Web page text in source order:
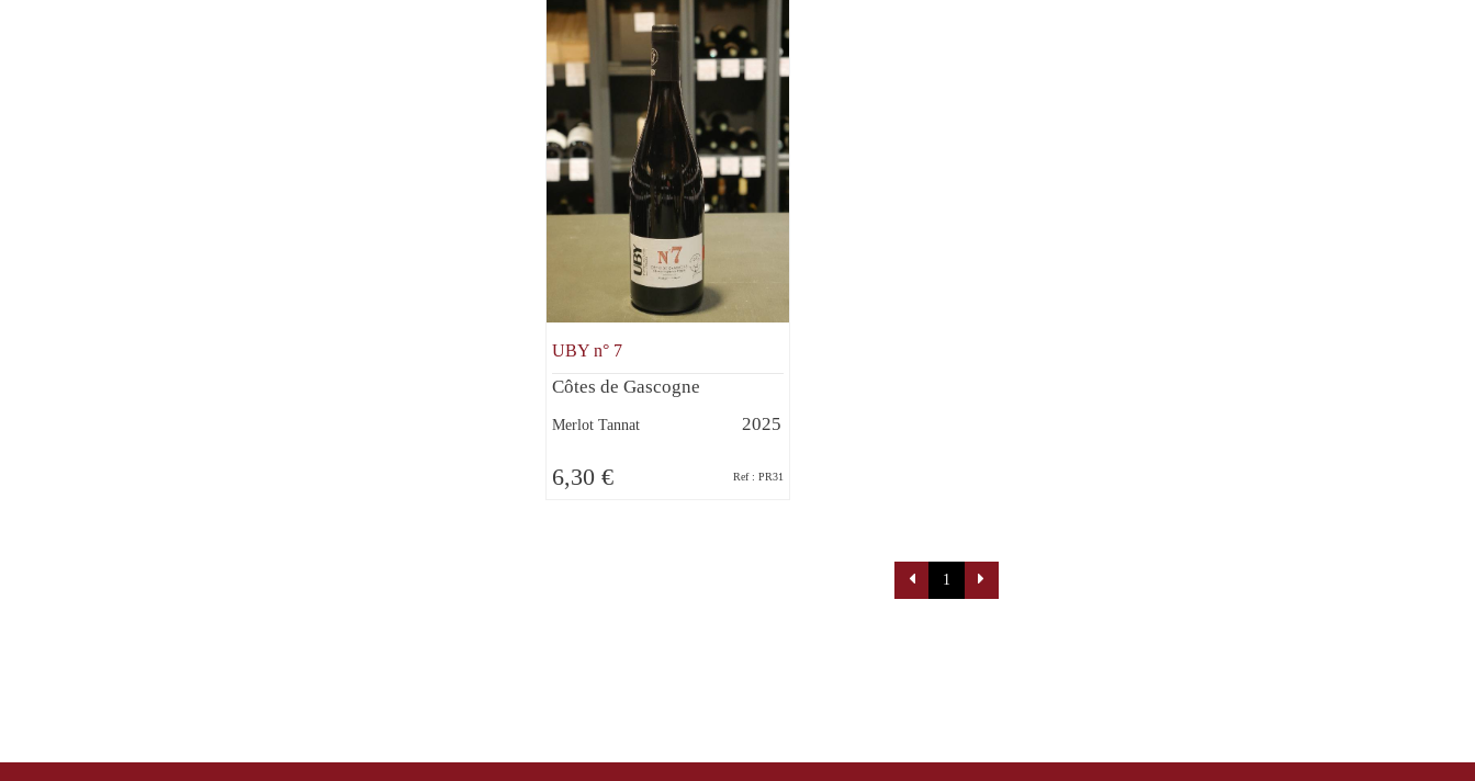
UBY n° 7
Côtes de Gascogne
Merlot Tannat 2025
6,30 € Ref : PR31
1